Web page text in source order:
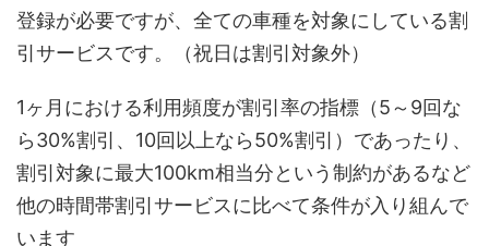
登録が必要ですが、全ての車種を対象にしている割
引サービスです。（祝日は割引対象外）
1ヶ月における利用頻度が割引率の指標（5～9回な
ら30%割引、10回以上なら50%割引）であったり、
割引対象に最大100km相当分という制約があるなど
他の時間帯割引サービスに比べて条件が入り組んで
います